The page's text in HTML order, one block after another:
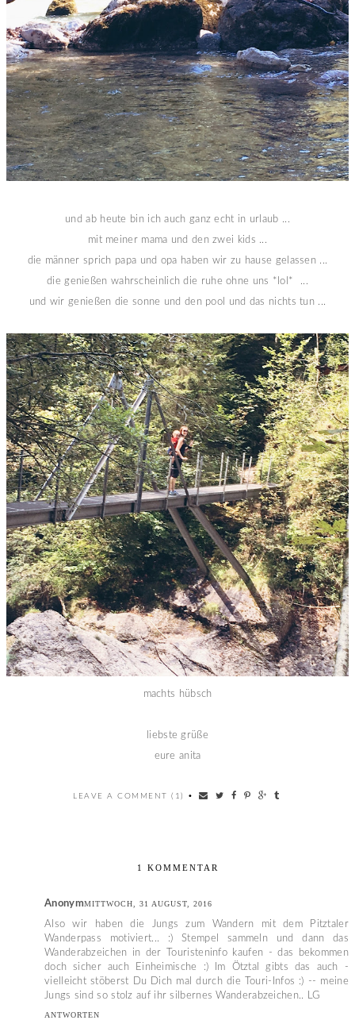
und ab heute bin ich auch ganz echt in urlaub ...
mit meiner mama und den zwei kids ...
die männer sprich papa und opa haben wir zu hause gelassen ...
die genießen wahrscheinlich die ruhe ohne uns *lol* ...
und wir genießen die sonne und den pool und das nichts tun ...
machts hübsch
liebste grüße
eure anita
LEAVE A COMMENT (1) •
1 KOMMENTAR
AnonymMITTWOCH, 31 AUGUST, 2016
Also wir haben die Jungs zum Wandern mit dem Pitztaler
Wanderpass motiviert... :) Stempel sammeln und dann das
Wanderabzeichen in der Touristeninfo kaufen - das bekommen
doch sicher auch Einheimische :) Im Ötztal gibts das auch -
vielleicht stöberst Du Dich mal durch die Touri-Infos :) -- meine
Jungs sind so stolz auf ihr silbernes Wanderabzeichen.. LG
ANTWORTEN